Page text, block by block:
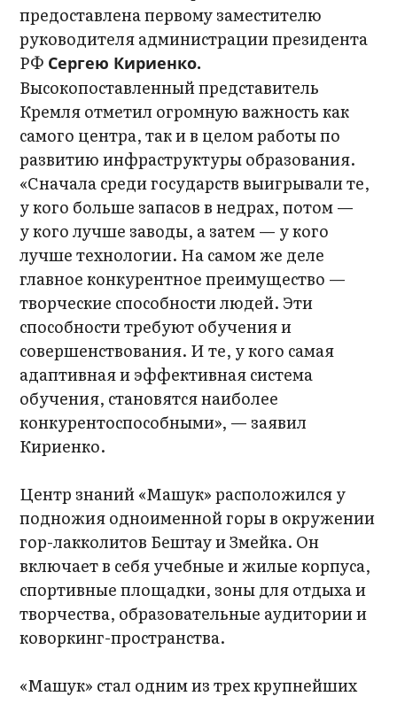
предоставлена первому заместителю
руководителя администрации президента
РФ Сергею Кириенко.
Высокопоставленный представитель
Кремля отметил огромную важность как
самого центра, так и в целом работы по
развитию инфраструктуры образования.
«Сначала среди государств выигрывали те,
у кого больше запасов в недрах, потом —
у кого лучше заводы, а затем — у кого
лучше технологии. На самом же деле
главное конкурентное преимущество —
творческие способности людей. Эти
способности требуют обучения и
совершенствования. И те, у кого самая
адаптивная и эффективная система
обучения, становятся наиболее
конкурентоспособными», — заявил
Кириенко.
Центр знаний «Машук» расположился у
подножия одноименной горы в окружении
гор-лакколитов Бештау и Змейка. Он
включает в себя учебные и жилые корпуса,
спортивные площадки, зоны для отдыха и
творчества, образовательные аудитории и
коворкинг-пространства.
«Машук» стал одним из трех крупнейших